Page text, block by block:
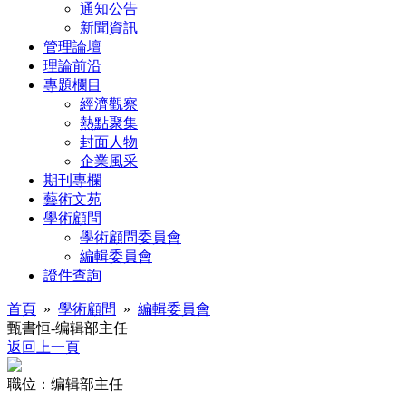
通知公告
新聞資訊
管理論壇
理論前沿
專題欄目
經濟觀察
熱點聚集
封面人物
企業風采
期刊專欄
藝術文苑
學術顧問
學術顧問委員會
編輯委員會
證件查詢
首頁 » 學術顧問 » 編輯委員會
甄書恒-编辑部主任
返回上一頁
職位：编辑部主任